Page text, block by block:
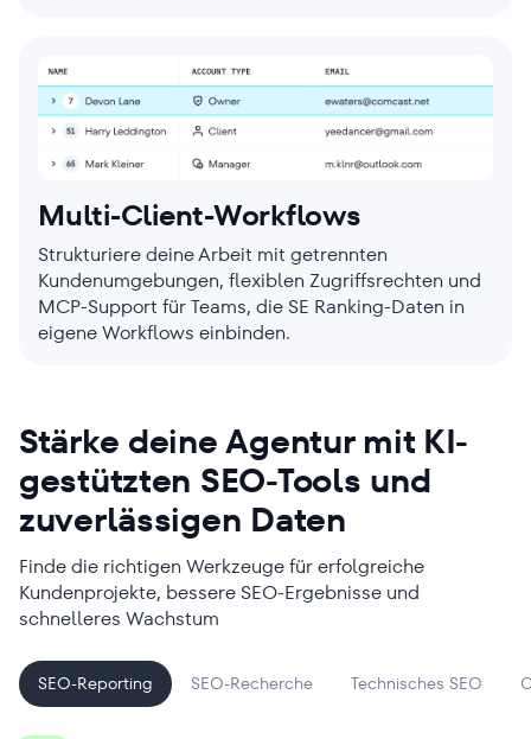
Multi-Client-Workflows
Strukturiere deine Arbeit mit getrennten
Kundenumgebungen, flexiblen Zugriffsrechten und
MCP-Support für Teams, die SE Ranking-Daten in
eigene Workflows einbinden.
Stärke deine Agentur mit KI-
gestützten SEO-Tools und
zuverlässigen Daten
Finde die richtigen Werkzeuge für erfolgreiche
Kundenprojekte, bessere SEO-Ergebnisse und
schnelleres Wachstum
SEO-Reporting SEO-Recherche Technisches SEO